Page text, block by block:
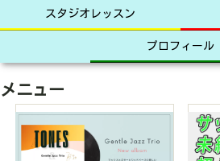
スタジオレッスン
プロフィール
メニュー